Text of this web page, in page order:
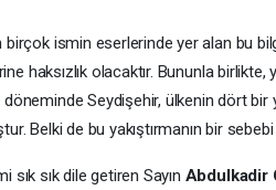
birçok ismin eserlerinde yer alan bu
haksızlık olacaktır. Bununla
döneminde Seydişehir, ülkenin dört
Belki de bu yakıştırmanın bir
sık sık dile getiren Sayın Abdulkadir